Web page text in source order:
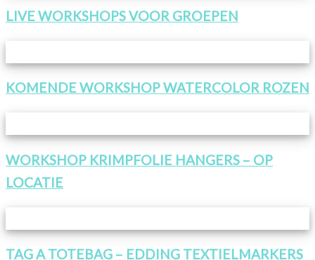
LIVE WORKSHOPS VOOR GROEPEN
KOMENDE WORKSHOP WATERCOLOR ROZEN
WORKSHOP KRIMPFOLIE HANGERS – OP
LOCATIE
TAG A TOTEBAG – EDDING TEXTIELMARKERS